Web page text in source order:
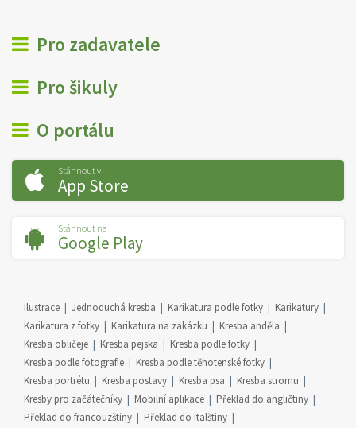
Pro zadavatele
Pro šikuly
O portálu
Stáhnout v
App Store
Stáhnout na
Google Play
Ilustrace Jednoduchá kresba Karikatura podle fotky
Karikatury
Karikatura z fotky
Karikatura na zakázku
Kresba anděla
Kresba obličeje
Kresba pejska
Kresba podle fotky
Kresba podle fotografie
Kresba podle těhotenské fotky
Kresba portrétu
Kresba postavy Kresba psa
Kresba stromu
Kresby pro začátečníky
Mobilní aplikace
Překlad do angličtiny
Překlad do francouzštiny
Překlad do italštiny